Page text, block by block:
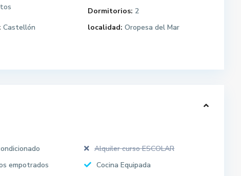
Dormitorios: 2
Castellón localidad: Oropesa del Mar
Alquiler curso ESCOLAR
empotrados
Cocina Equipada